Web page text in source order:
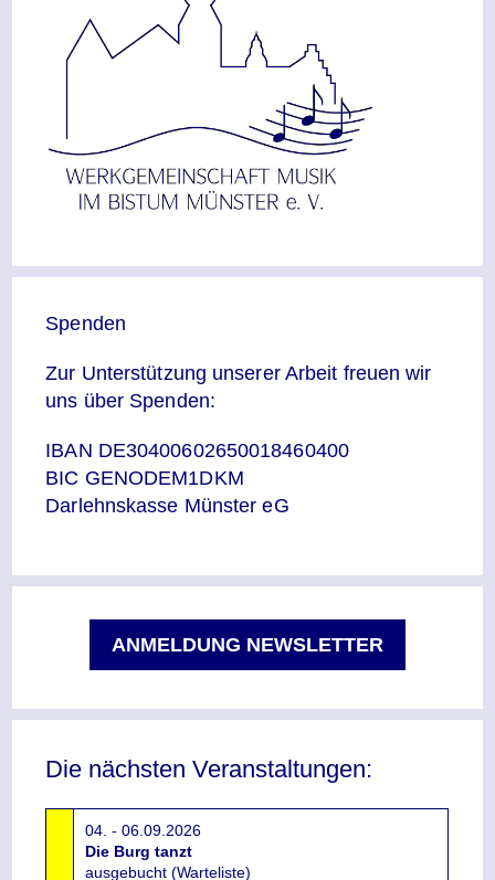
Spenden
Zur Unterstützung unserer Arbeit freuen wir
uns über Spenden:
IBAN DE30400602650018460400
BIC GENODEM1DKM
Darlehnskasse Münster eG
ANMELDUNG NEWSLETTER
Die nächsten Veranstaltungen:
04. - 06.09.2026
Die Burg tanzt
ausgebucht (Warteliste)